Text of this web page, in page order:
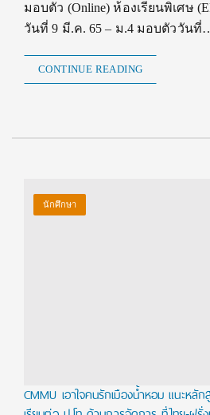
มอบตัว (Online) ห้องเรียนพิเศษ
วันที่ 9 มี.ค. 65 – ม.4 มอบตัววันที่
CONTINUE READING
นักศึกษา
CMMU เอาใจคนรักเมืองน้ำหอม แนะหลั